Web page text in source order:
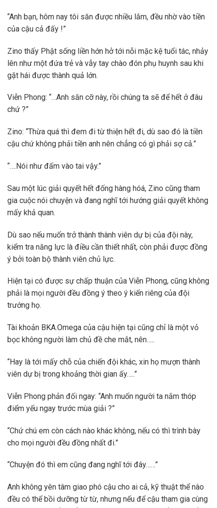
“Anh bạn, hôm nay tôi săn được nhiều lắm, đều nhờ vào tiền
của cậu cả đấy !”
Zino thấy Phật sống liền hớn hở tới nỗi mặc kệ tuổi tác, nhảy
lên như một đứa trẻ và vẫy tay chào đón phụ huynh sau khi
gặt hái được thành quả lớn.
Viễn Phong: “…Anh săn cỡ này, rồi chúng ta sẽ để hết ở đâu
chứ ?”
Zino: “Thừa quá thì đem đi từ thiện hết đi, dù sao đó là tiền
cậu chứ không phải tiền anh nên chẳng có gì phải sợ cả.”
“….Nói như đấm vào tai vậy.”
Sau một lúc giải quyết hết đống hàng hóá, Zino cũng tham
gia cuộc nói chuyện và đang nghĩ tới hướng giải quyết không
mấy khả quan.
Dù sao nếu muốn trở thành thành viên dự bị của đội này,
kiểm tra năng lực là điều cần thiết nhất, còn phải được đồng
ý bởi toàn bộ thành viên chủ lực.
Hiện tại có được sự chấp thuận của Viễn Phong, cũng không
phải là mọi người đều đồng ý theo ý kiến riêng của đội
trướng họ.
Tài khoản BKA.Omega của cậu hiện tại cũng chỉ là một vỏ
bọc không người làm chủ đề che mắt, nên…..
“Hay là tới mấy chỗ của chiến đội khác, xin họ mượn thành
viên dự bị trong khoảng thời gian ấy…..”
Viễn Phong phản đối ngay: “Anh muốn người ta nắm thóp
điểm yếu ngay trước mùa giải ?”
“Chứ chú em còn cách nào khác không, nếu có thì trình bày
cho mọi người đều đồng nhất đi.”
“Chuyện đó thì em cũng đang nghĩ tới đây……”
Anh không yên tâm giao phó cậu cho ai cả, kỹ thuật thể nào
đều có thể bồi dưỡng từ từ, nhưng nếu để cậu tham gia cùng